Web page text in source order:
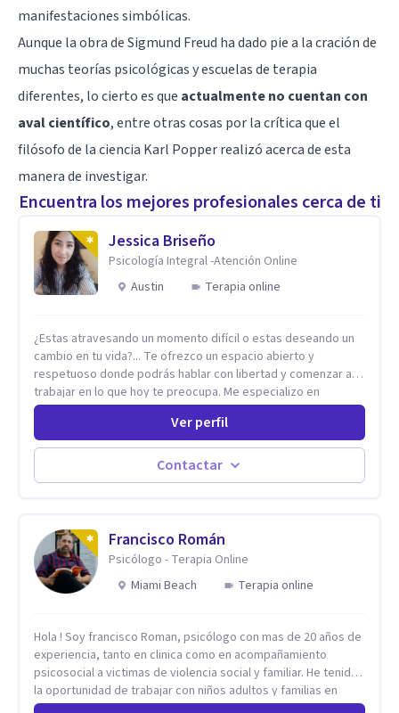
manifestaciones simbólicas.
Aunque la obra de Sigmund Freud ha dado pie a la cración de
muchas teorías psicológicas y escuelas de terapia
diferentes, lo cierto es que actualmente no cuentan con
aval científico, entre otras cosas por la crítica que el
filósofo de la ciencia Karl Popperrealizó acerca de esta
manera de investigar.
Encuentra los mejores profesionales cerca de ti
Jessica Briseño
Psicología Integral -Atención Online
Austin
Terapia online
¿Estas atravesando un momento difícil o estas deseando un
cambio en tu vida?... Te ofrezco un espacio abierto y
respetuoso donde podrás hablar con libertad y comenzar a
trabajar en lo que hoy te preocupa. Me especializo en
Trastornos de Ansiedad y a lo largo de mi experiencia
profesional he acompañado a muchas Familias y Parejas con
distintas problemáticas como el manejo del estrés,
Autoestima, Gestión de la Ira, Depresión, Retos en la Crianza,
Codependencia, Celos, entre otros. Cuento con más de 12
Adolescentes y Adultos
Ver perfil
Contactar
Francisco Román
Psicólogo - Terapia Online
Miami Beach
Terapia online
Hola ! Soy francisco Roman, psicólogo con mas de 20 años de
experiencia, tanto en clinica como en acompañamiento
psicosocial a victimas de violencia social y familiar. He tenido
la oportunidad de trabajar con niños adultos y familias en
todos los espacios y esto me ha dado un una variedad de